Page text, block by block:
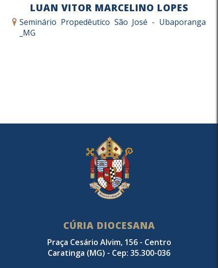
LUAN VITOR MARCELINO LOPES
Seminário Propedêutico São José - Ubaporanga
_MG
CÚRIA DIOCESANA
Praça Cesário Alvim, 156 - Centro
Caratinga (MG) - Cep: 35.300-036